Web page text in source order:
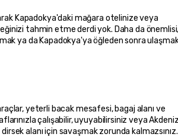
Kapadokya'daki mağara otelinize veya
tahmin etme derdi yok. Daha da önemlisi,
ya da Kapadokya'ya öğleden sonra
yeterli bacak mesafesi, bagaj alanı ve
çalışabilir, uyuyabilirsiniz veya
alanı için savaşmak zorunda kalmazsınız.